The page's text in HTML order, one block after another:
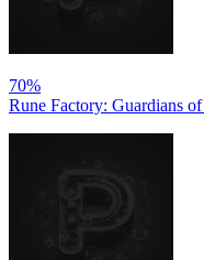
70%
Rune Factory: Guardians